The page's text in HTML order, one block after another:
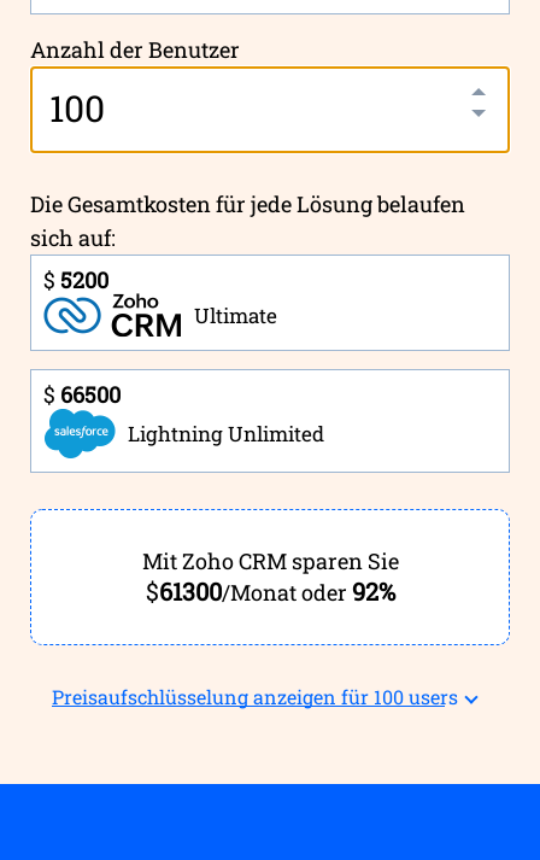
Anzahl der Benutzer
Die Gesamtkosten für jede Lösung belaufen
sich auf:
$ 5200
Ultimate
$ 66500
Lightning Unlimited
MitZoho CRMsparen Sie
$61300/Monat oder 92%
Preisaufschlüsselung anzeigen für 100 users